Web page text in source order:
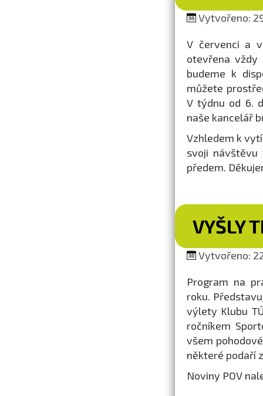
Vytvořeno:
V červenci a
otevřena
budeme k
můžete
V týdnu od 6.
naše kancelář
Vzhledem k
svoji návštěvu
předem.
VYŠLY
Vytvořeno:
Program na
roku.
výlety Klubu
ročníkem
všem
některé podaří
Noviny POV